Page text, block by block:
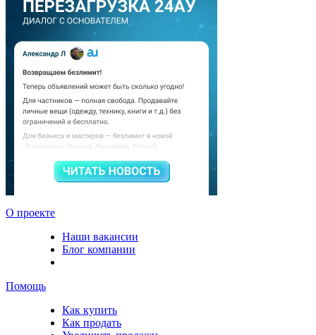
О проекте
Наши вакансии
Блог компании
Помощь
Как купить
Как продать